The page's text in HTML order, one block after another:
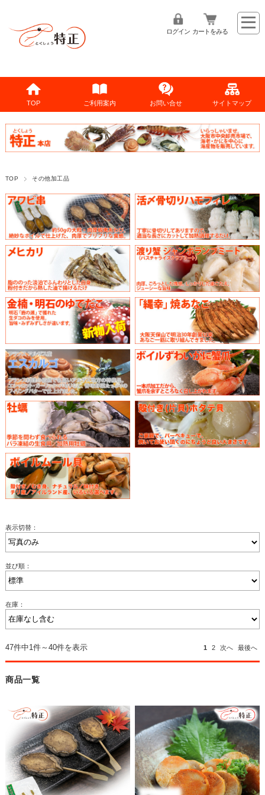
ログイン カートをみる
TOP ご利用案内 お問い合せ サイトマップ
TOP その他加工品
表示切替：
並び順：
在庫：
47件中1件～40件を表示 1 2 次へ 最後へ
商品一覧